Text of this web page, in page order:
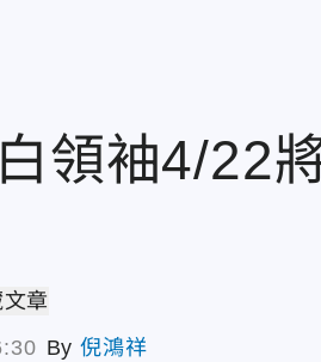
領袖4/22
章
By倪鴻祥